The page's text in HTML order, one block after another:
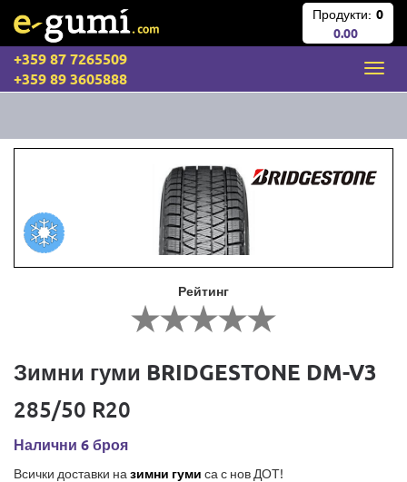
Продукти: 0
0.00
+359 87 7265509
+359 89 3605888
Рейтинг
Зимни гуми BRIDGESTONE DM-V3
285/50 R20
Налични 6 броя
Всички доставки на зимни гуми са с нов ДОТ!